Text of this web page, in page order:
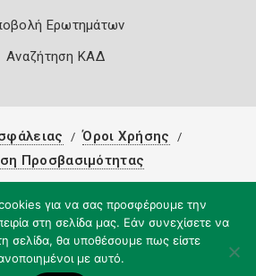
Ερωτημάτων
Αναζήτηση ΚΑΔ
Όροι Χρήσης
Προσβασιμότητας
για να σας προσφέρουμε την
στη σελίδα μας. Εάν συνεχίσετε να
σελίδα, θα υποθέσουμε πως είστε
με αυτό.